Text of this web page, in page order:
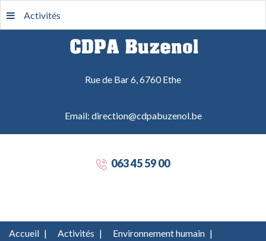
Rue de Bar 6, 6760 Ethe
Email: direction@cdpabuzenol.be
Activités
063 45 59 00
Accueil | Activités | Environnement humain |